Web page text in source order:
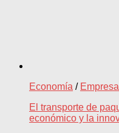
Economía /
El transporte de
económico y la